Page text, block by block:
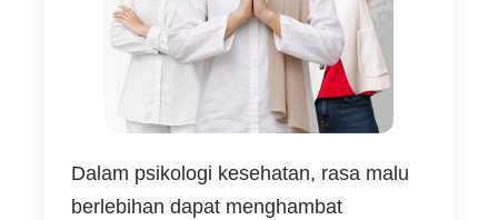
Dalam psikologi kesehatan, rasa malu
berlebihan dapat menghambat